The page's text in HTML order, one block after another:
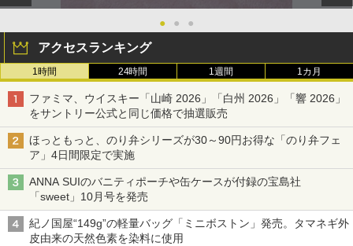
● ● ●
アクセスランキング
1時間 24時間 1週間 1カ月
ファミマ、ウイスキー「山崎 2026」「白州 2026」「響 2026」
をサントリー公式と同じ価格で抽選販売
ほっともっと、のり弁シリーズが30～90円お得な「のり弁フェ
ア」4日間限定で実施
ANNA SUIのバニティポーチや缶ケースが付録の宝島社
「sweet」10月号を発売
紀ノ国屋“149g”の軽量バッグ「ミニボストン」発売。タマネギ外
皮由来の天然色素を染料に使用